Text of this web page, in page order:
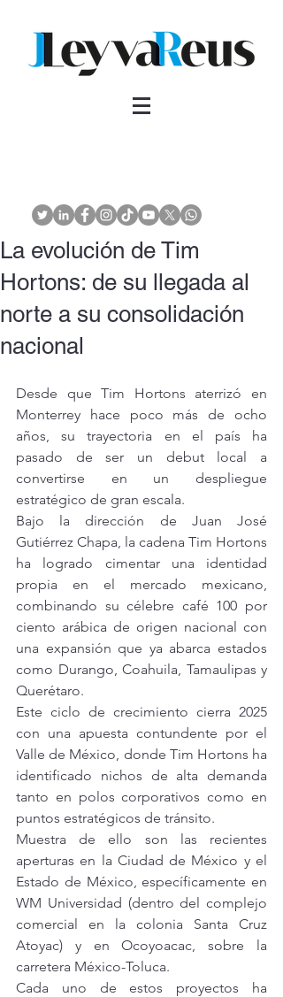
La evolución de Tim
Hortons: de su llegada al
norte a su consolidación
nacional
Desde que Tim Hortons aterrizó en
Monterrey hace poco más de ocho
años, su trayectoria en el país ha
pasado de ser un debut local a
convertirse en un despliegue
estratégico de gran escala.
Bajo la dirección de Juan José
Gutiérrez Chapa, la cadena Tim Hortons
ha logrado cimentar una identidad
propia en el mercado mexicano,
combinando su célebre café 100 por
ciento arábica de origen nacional con
una expansión que ya abarca estados
como Durango, Coahuila, Tamaulipas y
Querétaro.
Este ciclo de crecimiento cierra 2025
con una apuesta contundente por el
Valle de México, donde Tim Hortons ha
identificado nichos de alta demanda
tanto en polos corporativos como en
puntos estratégicos de tránsito.
Muestra de ello son las recientes
aperturas en la Ciudad de México y el
Estado de México, específicamente en
WM Universidad (dentro del complejo
comercial en la colonia Santa Cruz
Atoyac) y en Ocoyoacac, sobre la
carretera México-Toluca.
Cada uno de estos proyectos ha